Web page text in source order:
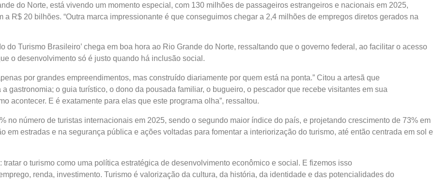
do Norte, está vivendo um momento especial, com 130 milhões de passageiros estrangeiros e nacionais em 2025,
R$ 20 bilhões. “Outra marca impressionante é que conseguimos chegar a 2,4 milhões de empregos diretos gerados na
do Turismo Brasileiro’ chega em boa hora ao Rio Grande do Norte, ressaltando que o governo federal, ao facilitar o acesso
o desenvolvimento só é justo quando há inclusão social.
por grandes empreendimentos, mas construído diariamente por quem está na ponta.” Citou a artesã que
gastronomia; o guia turístico, o dono da pousada familiar, o bugueiro, o pescador que recebe visitantes em sua
acontecer. E é exatamente para elas que este programa olha”, ressaltou.
no número de turistas internacionais em 2025, sendo o segundo maior índice do país, e projetando crescimento de 73% em
em estradas e na segurança pública e ações voltadas para fomentar a interiorização do turismo, até então centrada em sol e
o turismo como uma política estratégica de desenvolvimento econômico e social. E fizemos isso
renda, investimento. Turismo é valorização da cultura, da história, da identidade e das potencialidades do